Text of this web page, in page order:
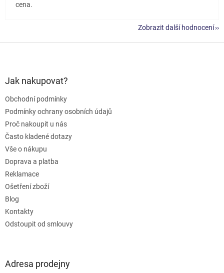
cena.
Zobrazit další hodnocení
Jak nakupovat?
Obchodní podmínky
Podmínky ochrany osobních údajů
Proč nakoupit u nás
Často kladené dotazy
Vše o nákupu
Doprava a platba
Reklamace
Ošetření zboží
Blog
Kontakty
Odstoupit od smlouvy
Adresa prodejny